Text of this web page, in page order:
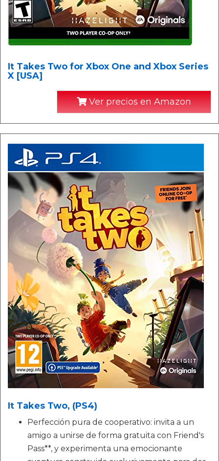
It Takes Two for Xbox One and Xbox Series
X [USA]
Ver precios en Amazon
It Takes Two, (PS4)
Perfección pura de cooperativo: invita a un
amigo a unirse de forma gratuita con Friend's
Pass**, y experimenta una emocionante